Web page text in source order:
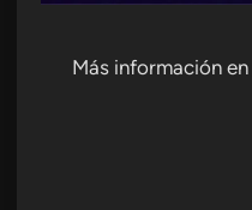
Más información en